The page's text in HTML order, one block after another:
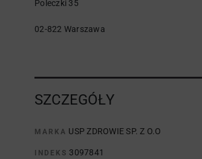
Poleczki 35
02-822 Warszawa
SZCZEGÓŁY
MARKA USP ZDROWIE SP. Z O.O
INDEKS 3097841